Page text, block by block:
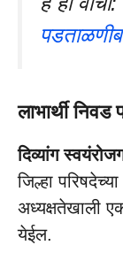
लाभार्थी
​दिव्यांग
जिल्हा
अध्यक्षतेखाली
येईल.